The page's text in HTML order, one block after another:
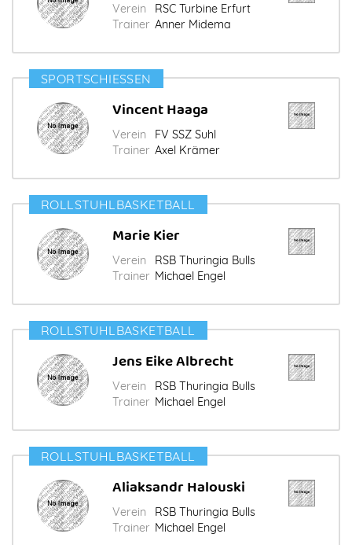
Verein
RSC Turbine Erfurt
Trainer Anner Midema
SPORTSCHIESSEN
Vincent Haaga
Verein
FV SSZ Suhl
Trainer Axel Krämer
ROLLSTUHLBASKETBALL
Marie Kier
Verein
RSB Thuringia Bulls
Trainer Michael Engel
ROLLSTUHLBASKETBALL
Jens Eike Albrecht
Verein
RSB Thuringia Bulls
Trainer Michael Engel
ROLLSTUHLBASKETBALL
Aliaksandr Halouski
Verein
RSB Thuringia Bulls
Trainer Michael Engel